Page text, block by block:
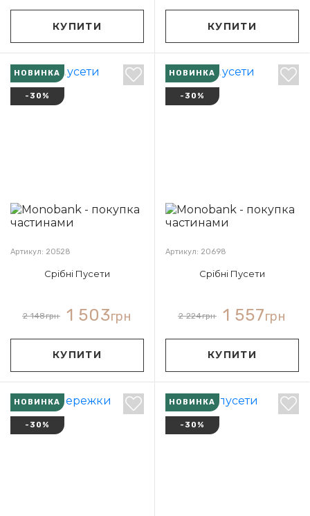
КУПИТИ КУПИТИ
НОВИНКА
-30%
Артикул: 20528
Срібні Пусети
2 148грн 1 503грн
КУПИТИ
НОВИНКА
-30%
Артикул: 20698
Срібні Пусети
2 224грн 1 557грн
КУПИТИ
НОВИНКА
-30%
НОВИНКА
-30%